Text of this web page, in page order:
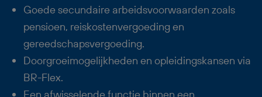
Goede secundaire arbeidsvoorwaarden zoals
pensioen, reiskostenvergoeding en
gereedschapsvergoeding.
Doorgroeimogelijkheden en opleidingskansen via
BR-Flex.
Een afwisselende functie binnen een